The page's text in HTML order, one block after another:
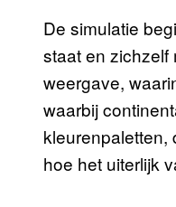
De simulatie
staat en zichzelf
weergave,
waarbij
kleurenpaletten,
hoe het uiterlijk